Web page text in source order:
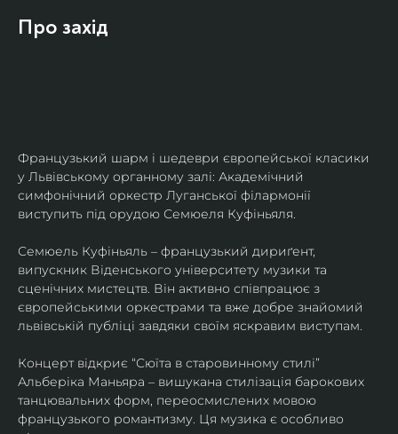
Про захід
Французький шарм і шедеври європейської класики
у Львівському органному залі: Академічний
симфонічний оркестр Луганської філармонії
виступить під орудою Семюеля Куфіньяля.
Семюель Куфіньяль – французький дириґент,
випускник Віденського університету музики та
сценічних мистецтв. Він активно співпрацює з
європейськими оркестрами та вже добре знайомий
львівській публіці завдяки своїм яскравим виступам.
Концерт відкриє “Сюїта в старовинному стилі”
Альберіка Маньяра – вишукана стилізація барокових
танцювальних форм, переосмислених мовою
французького романтизму. Ця музика є особливо